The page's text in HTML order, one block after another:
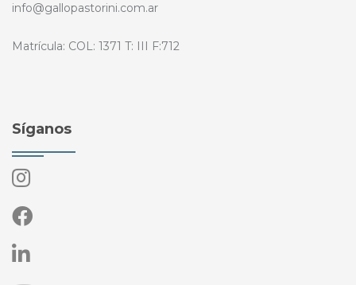
info@gallopastorini.com.ar
Matrícula: COL: 1371 T: III F:712
Síganos